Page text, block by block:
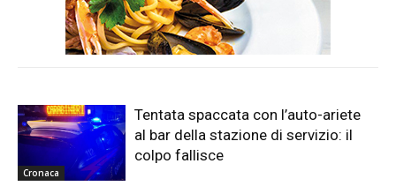
Cronaca
Tentata spaccata con l’auto-ariete
al bar della stazione di servizio: il
colpo fallisce